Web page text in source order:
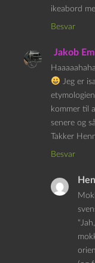
ikeabord
Besvar
Jakob
Jeg er
kommer til
senere og
Takker
Besvar